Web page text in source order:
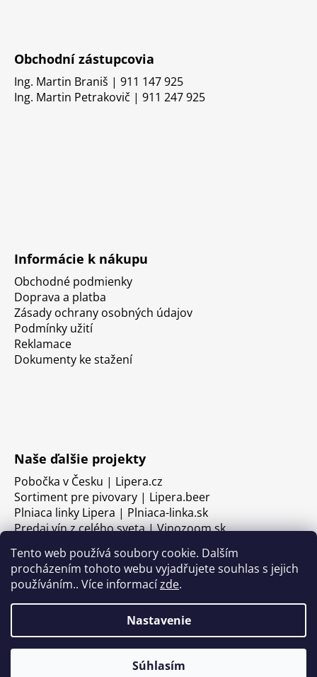
Tento web používá soubory cookie. Dalším
procházením tohoto webu vyjadřujete souhlas s jejich
používáním.. Více informacízde.
Nastavenie
Súhlasím
Obchodní zástupcovia
Ing. Martin Braniš | 911 147 925
Ing. Martin Petrakovič | 911 247 925
Informácie k nákupu
Obchodné podmienky
Doprava a platba
Zásady ochrany osobných údajov
Podmínky užití
Reklamace
Dokumenty ke stažení
Naše ďalšie projekty
Pobočka v Česku | Lipera.cz
Sortiment pre pivovary | Lipera.beer
Plniaca linky Lipera | Plniaca-linka.sk
Predaj vín z celého sveta | Vinozoom.sk
Vytvoril Shoptet